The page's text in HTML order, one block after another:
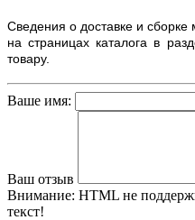
Сведения о доставке и
на страницах каталога в
товару.
Ваше имя:
Ваш отзыв
Внимание: HTML не
текст!